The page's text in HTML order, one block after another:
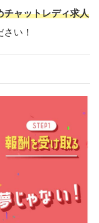
チャットレディ求人
い！